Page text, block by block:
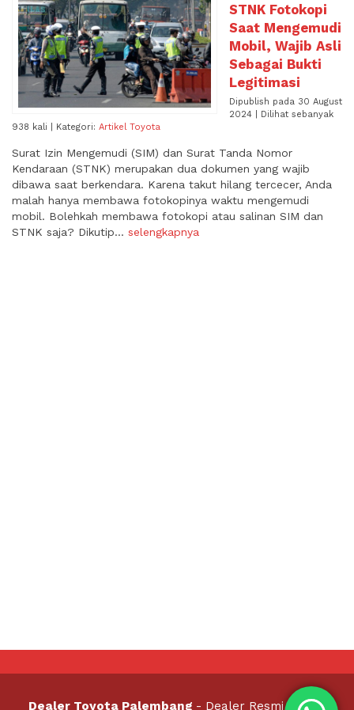
STNK Fotokopi
Saat Mengemudi
Mobil, Wajib Asli
Sebagai Bukti
Legitimasi
Dipublish pada 30 August
2024 | Dilihat sebanyak
938 kali | Kategori: Artikel Toyota
Surat Izin Mengemudi (SIM) dan Surat Tanda Nomor
Kendaraan (STNK) merupakan dua dokumen yang wajib
dibawa saat berkendara. Karena takut hilang tercecer, Anda
malah hanya membawa fotokopinya waktu mengemudi
mobil. Bolehkah membawa fotokopi atau salinan SIM dan
STNK saja? Dikutip... selengkapnya
Dealer Toyota Palembang - Dealer Resmi Toyota